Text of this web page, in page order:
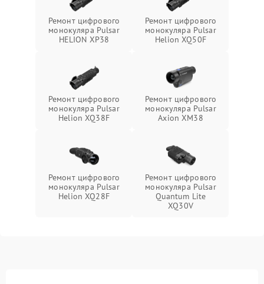
Ремонт цифрового
монокуляра Pulsar
HELION XP38
Ремонт цифрового
монокуляра Pulsar
Helion XQ50F
Ремонт цифрового
монокуляра Pulsar
Helion XQ38F
Ремонт цифрового
монокуляра Pulsar
Axion XM38
Ремонт цифрового
монокуляра Pulsar
Helion XQ28F
Ремонт цифрового
монокуляра Pulsar
Quantum Lite
XQ30V